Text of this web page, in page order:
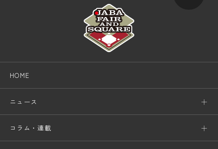
HOME
ニュース
コラム・連載